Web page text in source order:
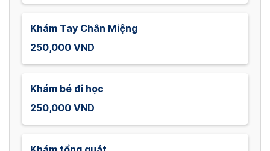
Khám Tay Chân Miệng
250,000 VND
Khám bé đi học
250,000 VND